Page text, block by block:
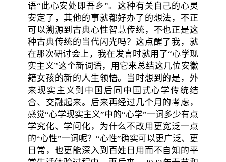
语“此心安处即吾乡”。这种有关自己的心灵
安定了，其他的事就都好办了的想法，不正
可以溯源到古典心性智慧传统，不也正是这
种古典传统的当代闪光吗？这点醒了我，就
在那次研讨会上，我在发言时就用了“心学现
实主义”这个新词语，用它来总结这几位安徽
籍女孩的新的人生领悟。当时想到的是，外
来现实主义到中国后同中国式心学传统结
合、交融起来。后来再经过几个月的考虑，
感觉“心学现实主义”中的“心学”一词多少有点
学究化、学问化，为什么不改用更宽泛一点
的“心性”一词呢？“心性”确实可以更广泛、更
日常，也更能深入到百姓日用而不自知的平